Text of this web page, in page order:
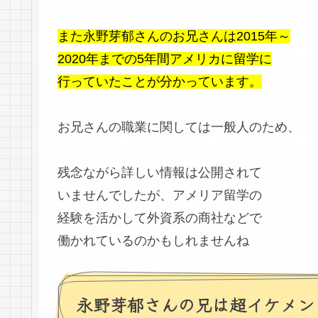
また永野芽郁さんのお兄さんは2015年～
2020年までの5年間アメリカに留学に
行っていたことが分かっています。
お兄さんの職業に関しては一般人のため、
残念ながら詳しい情報は公開されて
いませんでしたが、アメリア留学の
経験を活かして外資系の商社などで
働かれているのかもしれませんね
永野芽郁さんの兄は超イケメ